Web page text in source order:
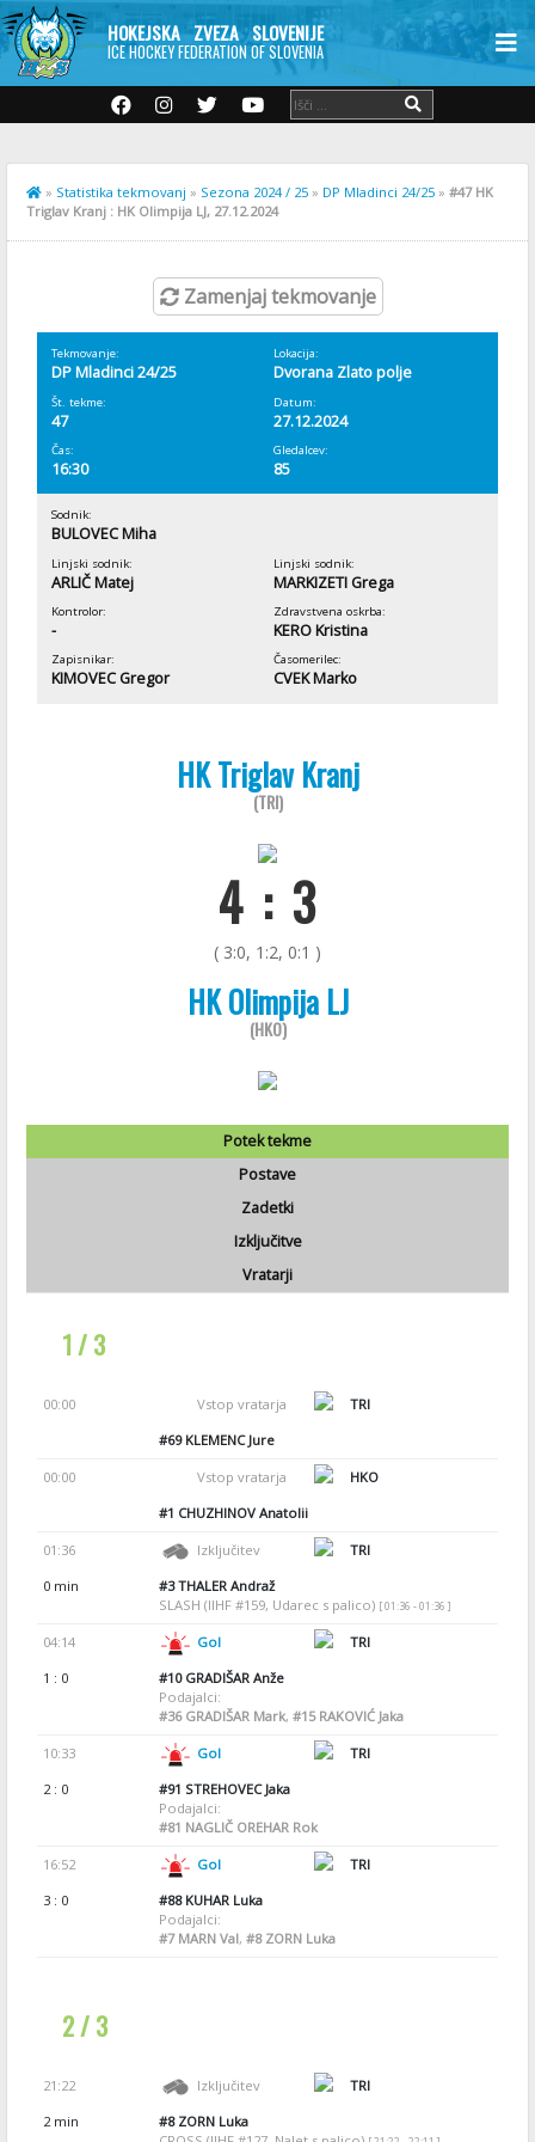
HOKEJSKA ZVEZA SLOVENIJE
ICE HOCKEY FEDERATION OF SLOVENIA
» Statistika tekmovanj » Sezona 2024 / 25 » DP Mladinci 24/25 » #47 HK
Triglav Kranj : HK Olimpija LJ, 27.12.2024
Zamenjaj tekmovanje
Tekmovanje:
DP Mladinci 24/25
Lokacija:
Dvorana Zlato polje
Št. tekme:
47
Datum:
27.12.2024
Čas:
16:30
Gledalcev:
85
Sodnik:
BULOVEC Miha
Linjski sodnik:
ARLIČ Matej
Linjski sodnik:
MARKIZETI Grega
Kontrolor:
-
Zdravstvena oskrba:
KERO Kristina
Zapisnikar:
KIMOVEC Gregor
Časomerilec:
CVEK Marko
HK Triglav Kranj
(TRI)
4 : 3
( 3:0, 1:2, 0:1 )
HK Olimpija LJ
(HKO)
Potek tekme
Postave
Zadetki
Izključitve
Vratarji
1 / 3
00:00 Vstop vratarja
TRI
#69KLEMENC Jure
00:00 Vstop vratarja
HKO
#1 CHUZHINOV Anatolii
01:36 Izključitev
TRI
0 min
#3THALER Andraž
SLASH (IIHF #159, Udarec s palico) [ 01:36 - 01:36 ]
04:14 Gol
TRI
1 : 0
#10GRADIŠAR Anže
Podajalci:
#36GRADIŠAR Mark, #15RAKOVIĆ Jaka
10:33 Gol
TRI
2 : 0
#91 STREHOVEC Jaka
Podajalci:
#81 NAGLIČ OREHAR Rok
16:52 Gol
TRI
3 : 0
#88KUHAR Luka
Podajalci:
#7MARN Val, #8ZORN Luka
2 / 3
21:22 Izključitev
TRI
2 min
#8ZORN Luka